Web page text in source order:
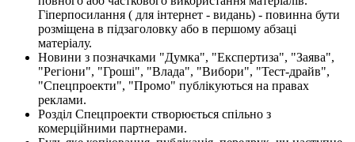
Гіперпосилання ( для інтернет - видань) - повинна бути
розміщена в підзаголовку або в першому абзаці
матеріалу.
Новини з позначками "Думка", "Експертиза", "Заява",
"Регіони", "Гроші", "Влада", "Вибори", "Тест-драйв",
"Спецпроекти", "Промо" публікуються на правах
реклами.
Розділ Спецпроекти створюється спільно з
комерційними партнерами.